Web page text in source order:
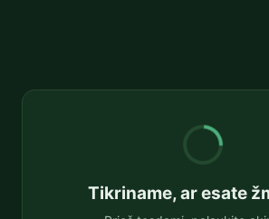
Tikriname, ar esate